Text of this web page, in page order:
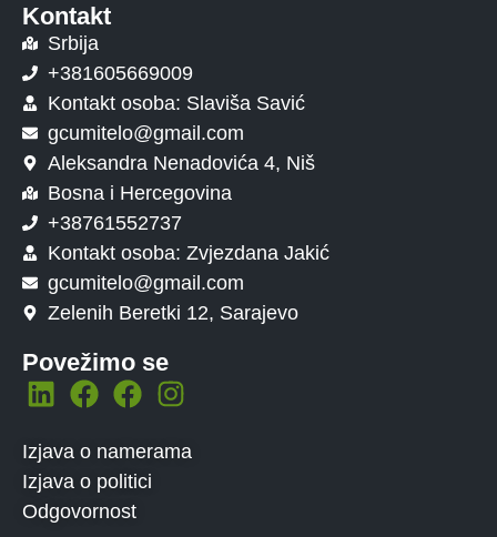
Kontakt
Srbija
+381605669009
Kontakt osoba: Slaviša Savić
gcumitelo@gmail.com
Aleksandra Nenadovića 4, Niš
Bosna i Hercegovina
+38761552737
Kontakt osoba: Zvjezdana Jakić
gcumitelo@gmail.com
Zelenih Beretki 12, Sarajevo
Povežimo se
Izjava o namerama
Izjava o politici
Odgovornost